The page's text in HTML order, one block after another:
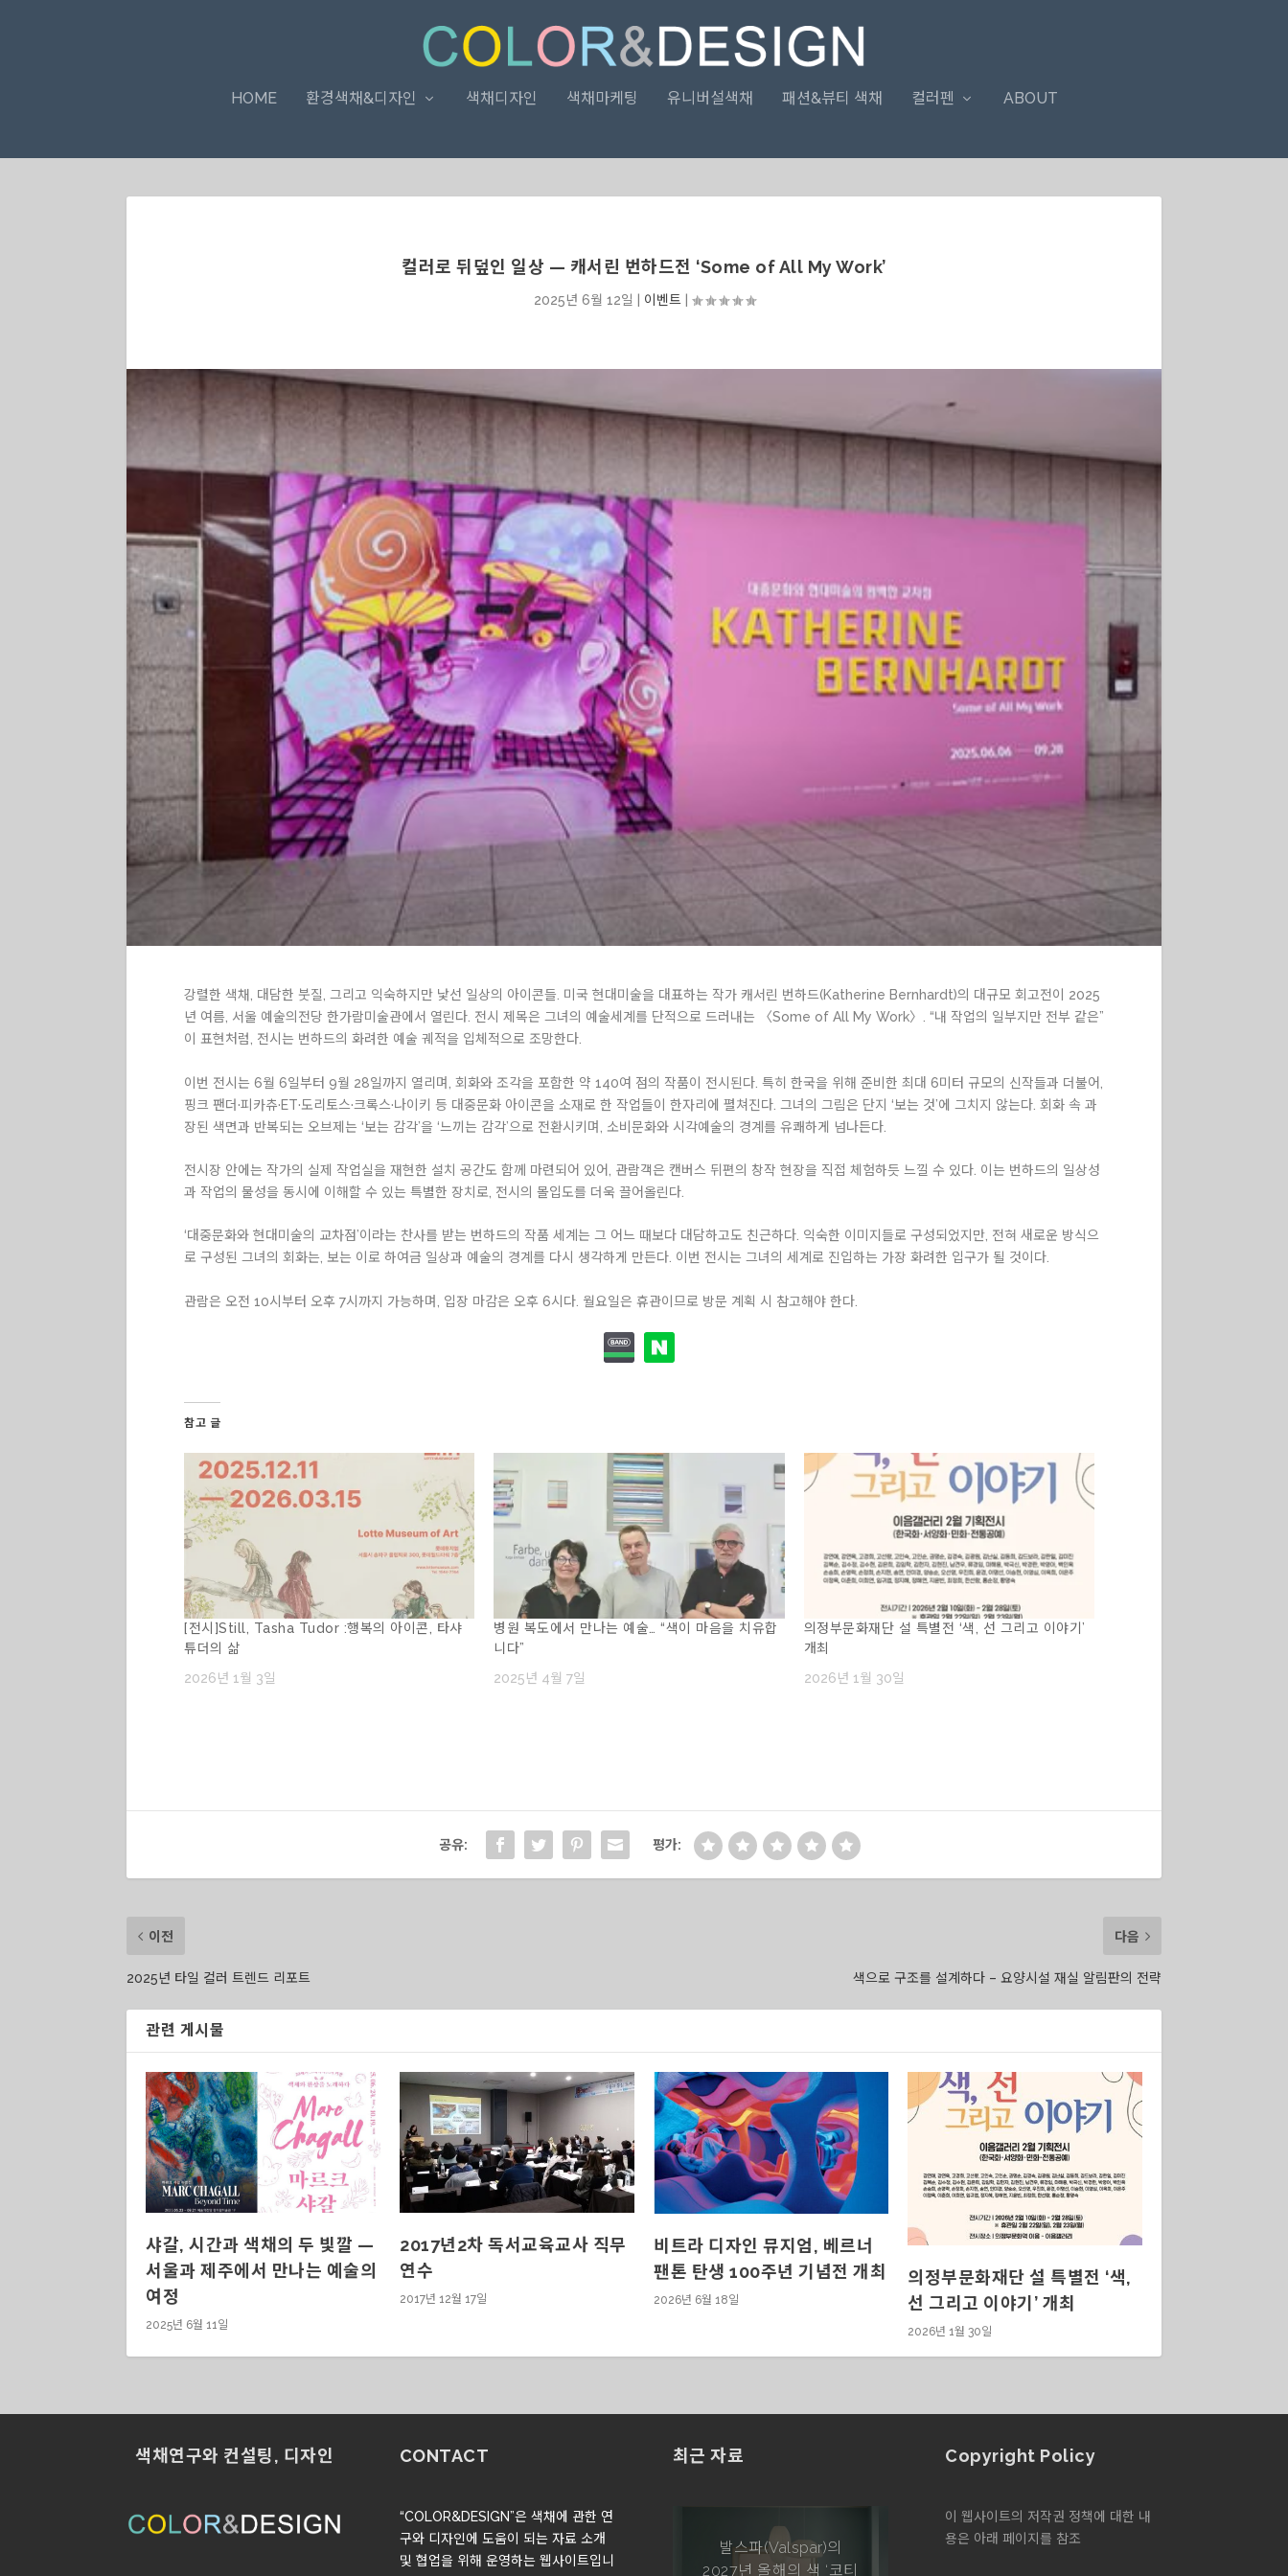
HOME 환경색채&디자인 색채디자인 색채마케팅 유니버설색채 패션&뷰티 색채 컬러펜 ABOUT
컬러로 뒤덮인 일상 — 캐서린 번하드전 ‘Some of All My Work’
2025년 6월 12일 이벤트|
강렬한 색채, 대담한 붓질, 그리고 익숙하지만 낯선 일상의 아이콘들. 미국 현대미술을 대표하는 작가 캐서린 번하드(Katherine Bernhardt)의 대규모 회고전이 2025
년 여름, 서울 예술의전당 한가람미술관에서 열린다. 전시 제목은 그녀의 예술세계를 단적으로 드러내는 〈Some of All My Work〉. “내 작업의 일부지만 전부 같은”
이 표현처럼, 전시는 번하드의 화려한 예술 궤적을 입체적으로 조망한다.
이번 전시는 6월 6일부터 9월 28일까지 열리며, 회화와 조각을 포함한 약 140여 점의 작품이 전시된다. 특히 한국을 위해 준비한 최대 6미터 규모의 신작들과 더불어,
핑크 팬더·피카츄·ET·도리토스·크록스·나이키 등 대중문화 아이콘을 소재로 한 작업들이 한자리에 펼쳐진다. 그녀의 그림은 단지 ‘보는 것’에 그치지 않는다. 회화 속 과
장된 색면과 반복되는 오브제는 ‘보는 감각’을 ‘느끼는 감각’으로 전환시키며, 소비문화와 시각예술의 경계를 유쾌하게 넘나든다.
전시장 안에는 작가의 실제 작업실을 재현한 설치 공간도 함께 마련되어 있어, 관람객은 캔버스 뒤편의 창작 현장을 직접 체험하듯 느낄 수 있다. 이는 번하드의 일상성
과 작업의 물성을 동시에 이해할 수 있는 특별한 장치로, 전시의 몰입도를 더욱 끌어올린다.
‘대중문화와 현대미술의 교차점’이라는 찬사를 받는 번하드의 작품 세계는 그 어느 때보다 대담하고도 친근하다. 익숙한 이미지들로 구성되었지만, 전혀 새로운 방식으
로 구성된 그녀의 회화는, 보는 이로 하여금 일상과 예술의 경계를 다시 생각하게 만든다. 이번 전시는 그녀의 세계로 진입하는 가장 화려한 입구가 될 것이다.
관람은 오전 10시부터 오후 7시까지 가능하며, 입장 마감은 오후 6시다. 월요일은 휴관이므로 방문 계획 시 참고해야 한다.
참고 글
[전시]Still, Tasha Tudor :행복의 아이콘, 타샤
튜더의 삶
2026년 1월 3일
병원 복도에서 만나는 예술… “색이 마음을 치유합
니다”
2025년 4월 7일
의정부문화재단 설 특별전 ‘색, 선 그리고 이야기’
개최
2026년 1월 30일
공유: 평가:
이전
2025년 타일 컬러 트렌드 리포트
다음
색으로 구조를 설계하다 – 요양시설 재실 알림판의 전략
관련 게시물
샤갈, 시간과 색채의 두 빛깔 —
서울과 제주에서 만나는 예술의
여정
2025년 6월 11일
2017년2차 독서교육교사 직무
연수
2017년 12월 17일
비트라 디자인 뮤지엄, 베르너
팬톤 탄생 100주년 기념전 개최
2026년 6월 18일
의정부문화재단 설 특별전 ‘색,
선 그리고 이야기’ 개최
2026년 1월 30일
색채연구와 컨설팅, 디자인 CONTACT
“COLOR&DESIGN”은 색채에 관한 연
구와 디자인에 도움이 되는 자료 소개
및 협업을 위해 운영하는 웹사이트입니
최근 자료
실잠자리의 구조색
Copyright Policy
이 웹사이트의 저작권 정책에 대한 내
용은 아래 페이지를 참조